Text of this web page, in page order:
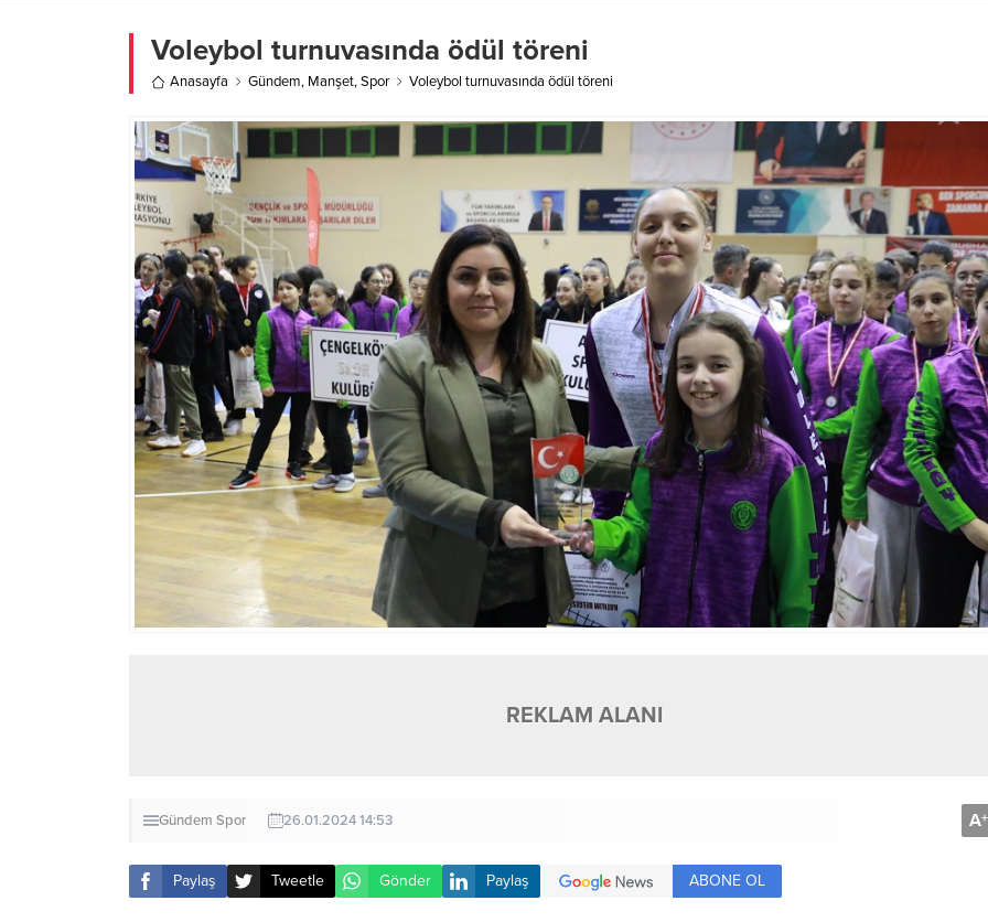
Voleybol turnuvasında ödül töreni
Anasayfa Gündem, Manşet,Spor Voleybol turnuvasında ödül töreni
REKLAM ALANI
Gündem Spor 26.01.2024 14:53 A+
Paylaş Tweetle Gönder Paylaş ABONE OL